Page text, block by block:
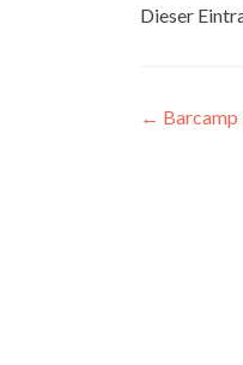
Dieser
← Barcamp